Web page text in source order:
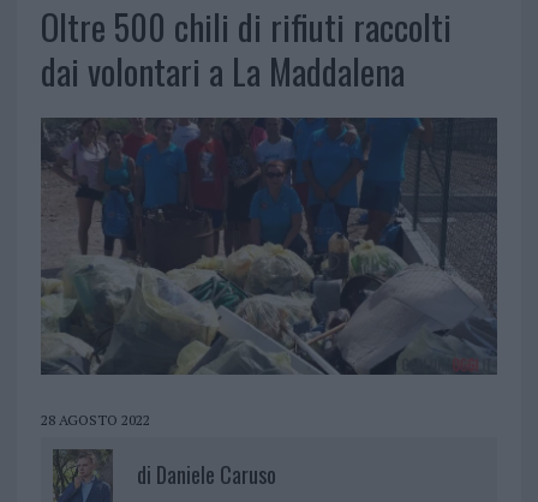
Oltre 500 chili di rifiuti raccolti
dai volontari a La Maddalena
28 AGOSTO 2022
di Daniele Caruso